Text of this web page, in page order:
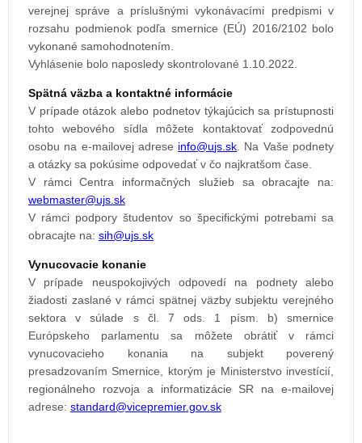
verejnej správe a príslušnými vykonávacími predpismi v
rozsahu podmienok podľa smernice (EÚ) 2016/2102 bolo
vykonané samohodnotením.
Vyhlásenie bolo naposledy skontrolované 1.10.2022.
Spätná väzba a kontaktné informácie
V prípade otázok alebo podnetov týkajúcich sa prístupnosti
tohto webového sídla môžete kontaktovať zodpovednú
osobu na e-mailovej adrese
. Na Vaše podnety
a otázky sa pokúsime odpovedať v čo najkratšom čase.
V rámci Centra informačných služieb sa obracajte na:
V rámci podpory študentov so špecifickými potrebami sa
obracajte na:
Vynucovacie konanie
V prípade neuspokojivých odpovedí na podnety alebo
žiadosti zaslané v rámci spätnej väzby subjektu verejného
sektora v súlade s čl. 7 ods. 1 písm. b) smernice
Európskeho parlamentu sa môžete obrátiť v rámci
vynucovacieho konania na subjekt poverený
presadzovaním Smernice, ktorým je Ministerstvo investícií,
regionálneho rozvoja a informatizácie SR na e-mailovej
adrese: